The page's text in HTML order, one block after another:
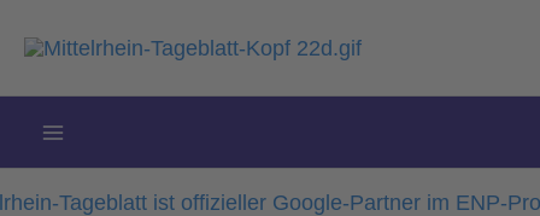
Inhalt